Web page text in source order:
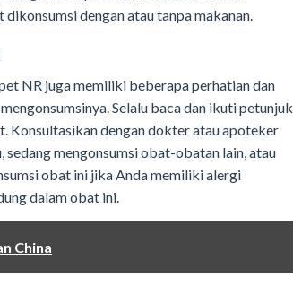
dengan atau tanpa makanan.
NR juga memiliki beberapa perhatian dan
Selalu baca dan ikuti petunjuk
Konsultasikan dengan dokter atau apoteker
mengonsumsi obat-obatan lain, atau
obat ini jika Anda memiliki alergi
dalam obat ini.
China